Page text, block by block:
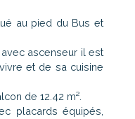
au pied du Bus et
ascenseur il est
et de sa cuisine
de 12.42 m².
placards équipés,